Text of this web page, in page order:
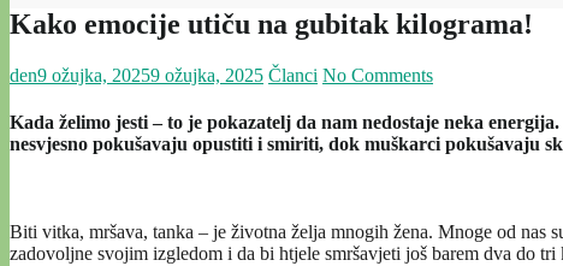
Kako emocije utiču na gubitak kilograma!
den9 ožujka, 20259 ožujka, 2025 Članci No Comments
Kada želimo jesti – to je pokazatelj da nam nedostaje neka
nesvjesno pokušavaju opustiti i smiriti, dok muškarci pokušavaju
Biti vitka, mršava, tanka – je životna želja mnogih žena. Mnoge od nas
zadovoljne svojim izgledom i da bi htjele smršavjeti još barem dva do tri